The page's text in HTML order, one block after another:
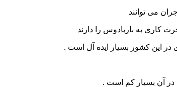
می توانند
کاری به باربادوس را دارند
در این کشور بسیار ایده آل است .
آن بسیار کم است .